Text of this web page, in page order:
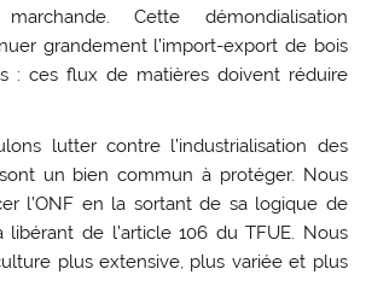
marchande. Cette démondialisation
grandement l’import-export de bois
: ces flux de matières doivent réduire
lutter contre l’industrialisation des
un bien commun à protéger. Nous
l’ONF en la sortant de sa logique de
de l’article 106 du TFUE. Nous
plus extensive, plus variée et plus